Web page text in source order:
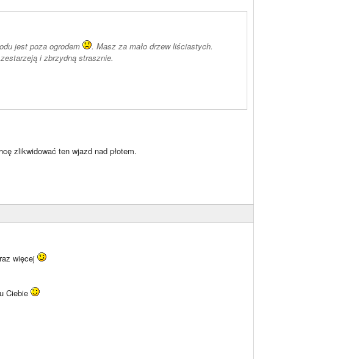
jest poza ogrodem
. Masz za mało drzew liściastych.
i zbrzydną strasznie.
zlikwidować ten wjazd nad płotem.
więcej
Ciebie